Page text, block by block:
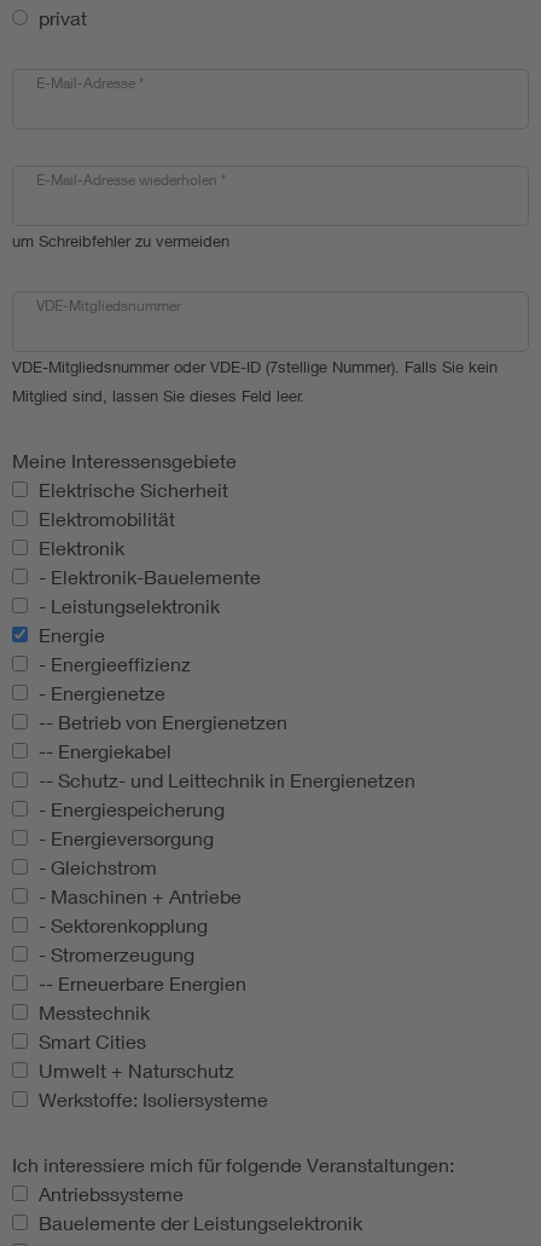
privat
E-Mail-Adresse *
E-Mail-Adresse wiederholen *
um Schreibfehler zu vermeiden
VDE-Mitgliedsnummer
VDE-Mitgliedsnummer oder VDE-ID (7stellige Nummer). Falls Sie kein
Mitglied sind, lassen Sie dieses Feld leer.
Meine Interessensgebiete
Meine Interessensgebiete
Elektrische Sicherheit
Elektromobilität
Elektronik
- Elektronik-Bauelemente
- Leistungselektronik
Energie
- Energieeffizienz
- Energienetze
-- Betrieb von Energienetzen
-- Energiekabel
-- Schutz- und Leittechnik in Energienetzen
- Energiespeicherung
- Energieversorgung
- Gleichstrom
- Maschinen + Antriebe
- Sektorenkopplung
- Stromerzeugung
-- Erneuerbare Energien
Messtechnik
Smart Cities
Umwelt + Naturschutz
Werkstoffe: Isoliersysteme
Ich interessiere mich für folgende Veranstaltungen:
Ich interessiere mich für folgende Veranstaltungen:
Antriebssysteme
Bauelemente der Leistungselektronik